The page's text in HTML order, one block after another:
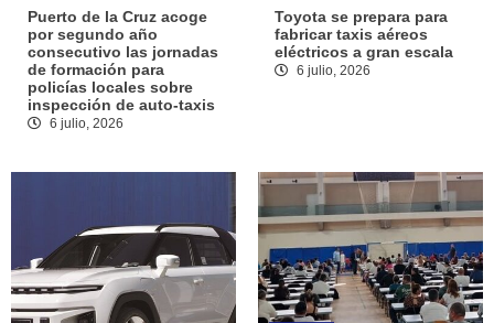
Puerto de la Cruz acoge
por segundo año
consecutivo las jornadas
de formación para
policías locales sobre
inspección de auto-taxis
6 julio, 2026
Toyota se prepara para
fabricar taxis aéreos
eléctricos a gran escala
6 julio, 2026